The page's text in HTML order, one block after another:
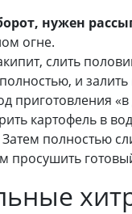
нужен
огне.
слить
и
приготовления
картофель в
полностью
просушить